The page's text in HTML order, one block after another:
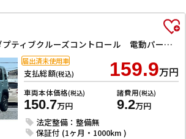
ハイブリッドG アダプティブクルーズコントロール 電動パーキングブレーキ レーンアシスト 衝突被害軽減システム オートライト LEDヘッドランプ スマートキー アイドリングストップ 電動格納ミラー シートヒーター
支払総額(税込) 159.9万円
車両本体価格(税込)
150.7万円
諸費用(税込)
9.2万円
法定整備：整備無
保証付 (1ヶ月・1000km )
届出済未使用車